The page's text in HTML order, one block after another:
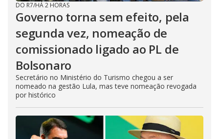
DO R7/HÁ 2 HORAS
Governo torna sem efeito, pela
segunda vez, nomeação de
comissionado ligado ao PL de
Bolsonaro
Secretário no Ministério do Turismo chegou a ser
nomeado na gestão Lula, mas teve nomeação revogada
por histórico